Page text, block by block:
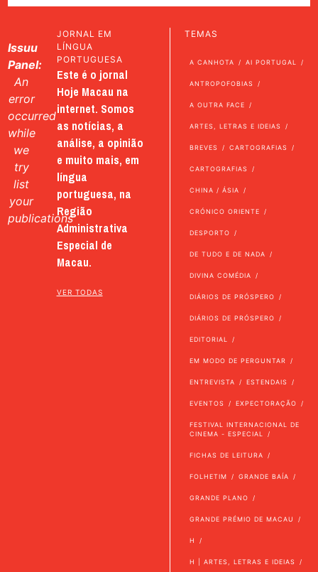
Issuu
Panel:
An
error
occurred
while
we
try
list
your
publications
JORNAL EM
LÍNGUA
PORTUGUESA
Este é o jornal
Hoje Macau na
internet. Somos
as notícias, a
análise, a opinião
e muito mais, em
língua
portuguesa, na
Região
Administrativa
Especial de
Macau.
VER TODAS
TEMAS
A CANHOTA AI PORTUGAL
ANTROPOFOBIAS
A OUTRA FACE
ARTES, LETRAS E IDEIAS
BREVES CARTOGRAFIAS
CARTOGRAFIAS
CHINA / ÁSIA
CRÓNICO ORIENTE
DESPORTO
DE TUDO E DE NADA
DIVINA COMÉDIA
DIÁRIOS DE PRÓSPERO
DIÁRIOS DE PRÓSPERO
EDITORIAL
EM MODO DE PERGUNTAR
ENTREVISTA ESTENDAIS
EVENTOS EXPECTORAÇÃO
FESTIVAL INTERNACIONAL DE
CINEMA - ESPECIAL
FICHAS DE LEITURA
FOLHETIM GRANDE BAÍA
GRANDE PLANO
GRANDE PRÉMIO DE MACAU
H
H | ARTES, LETRAS E IDEIAS